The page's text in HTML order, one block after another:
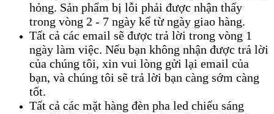
hỏng. Sản phẩm bị lỗi phải được nhận thấy
trong vòng 2 - 7 ngày kể từ ngày giao hàng.
Tất cả các email sẽ được trả lời trong vòng 1
ngày làm việc. Nếu bạn không nhận được trả lời
của chúng tôi, xin vui lòng gửi lại email của
bạn, và chúng tôi sẽ trả lời bạn càng sớm càng
tốt.
Tất cả các mặt hàng đèn pha led chiếu sáng